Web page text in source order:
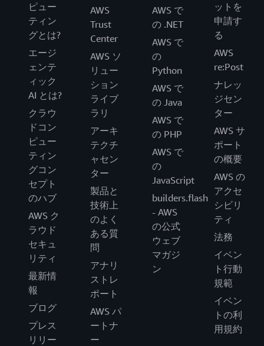
ピュー
ティン
グとは?
エージ
ェンテ
ィック
AI とは?
クラウ
ドコン
ピュー
ティン
グコン
セプト
のハブ
AWS ク
ラウド
セキュ
リティ
最新情
報
ブログ
プレス
リリー
AWS
Trust
Center
AWS ソ
リュー
ション
ライブ
ラリ
アーキ
テクチ
ャセン
ター
製品と
技術上
のよく
ある質
問
アナリ
ストレ
ポート
AWS パ
ートナ
ー
AWS で
の .NET
AWS で
の
Python
AWS で
の Java
AWS で
の PHP
AWS で
の
JavaScript
builders.flash
- AWS
の公式
ウェブ
マガジ
ン
ットを
申請す
る
AWS
re:Post
ナレッ
ジセン
ター
AWS サ
ポート
の概要
AWS の
アクセ
シビリ
ティ
法務
イベン
ト行動
規範
イベン
トの利
用規約